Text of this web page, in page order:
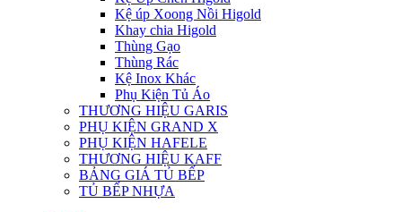
Kệ úp Xoong Nồi Higold
Khay chia Higold
Thùng Gạo
Thùng Rác
Kệ Inox Khác
Phụ Kiện Tủ Áo
THƯƠNG HIỆU GARIS
PHỤ KIỆN GRAND X
PHỤ KIỆN HAFELE
THƯƠNG HIỆU KAFF
BẢNG GIÁ TỦ BẾP
TỦ BẾP NHỰA